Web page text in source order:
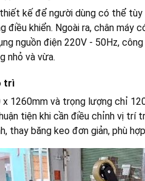
kế để người dùng có thể
điều khiển. Ngoài ra, chân
nguồn điện 220V - 50Hz,
nhỏ và vừa.
trì
1260mm và trọng lượng chỉ
tiện khi cần điều chỉnh vị trí
thay băng keo đơn giản, phù